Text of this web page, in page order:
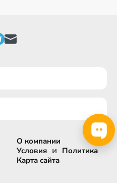
О компании
Условия и Политика
Карта сайта